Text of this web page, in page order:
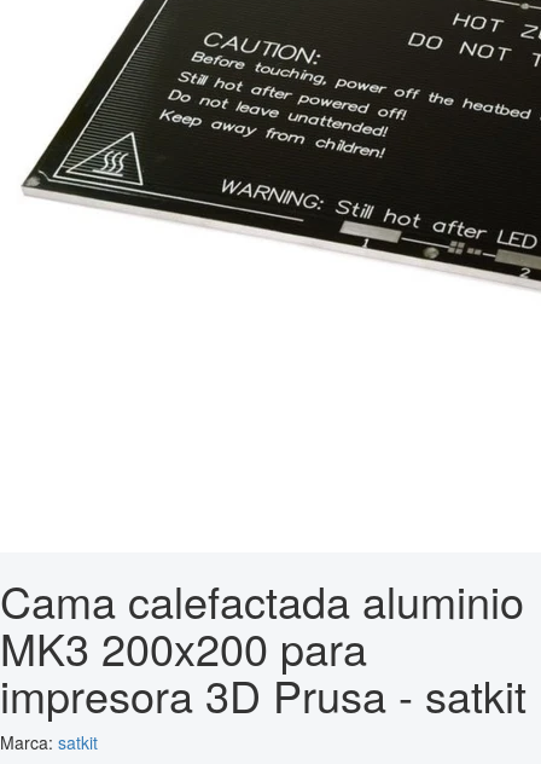
Cama calefactada aluminio
MK3 200x200 para
impresora 3D Prusa - satkit
Marca: satkit